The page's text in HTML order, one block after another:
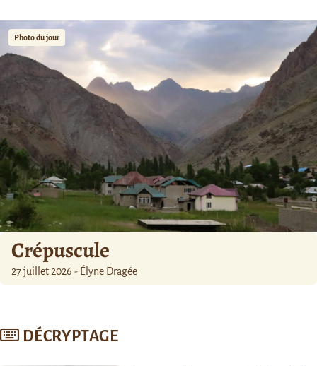
Photo du jour
Crépuscule
27 juillet 2026 - Élyne Dragée
DÉCRYPTAGE